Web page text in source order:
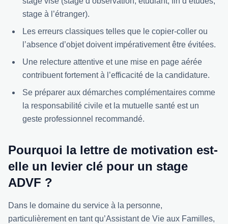
stage à l’étranger).
Les erreurs classiques telles que le copier-coller ou
l’absence d’objet doivent impérativement être évitées.
Une relecture attentive et une mise en page aérée
contribuent fortement à l’efficacité de la candidature.
Se préparer aux démarches complémentaires comme
la responsabilité civile et la mutuelle santé est un
geste professionnel recommandé.
Pourquoi la lettre de motivation est-
elle un levier clé pour un stage
ADVF ?
Dans le domaine du service à la personne,
particulièrement en tant qu’Assistant de Vie aux Familles,